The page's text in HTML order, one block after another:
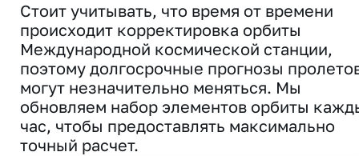
Стоит учитывать, что время от времени
происходит корректировка орбиты
Международной космической станции,
поэтому долгосрочные прогнозы
могут незначительно меняться. Мы
обновляем набор элементов орбиты
час, чтобы предоставлять максимально
точный расчет.